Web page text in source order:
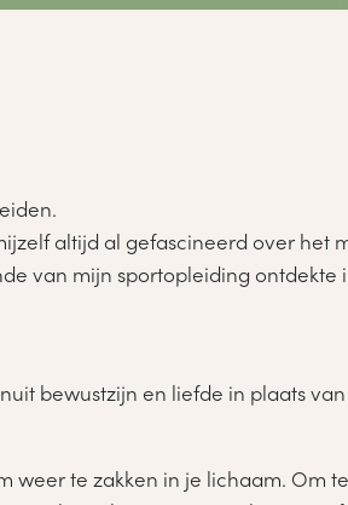
altijd al gefascineerd over het
van mijn sportopleiding ontdekte
bewustzijn en liefde in plaats
weer te zakken in je lichaam. Om